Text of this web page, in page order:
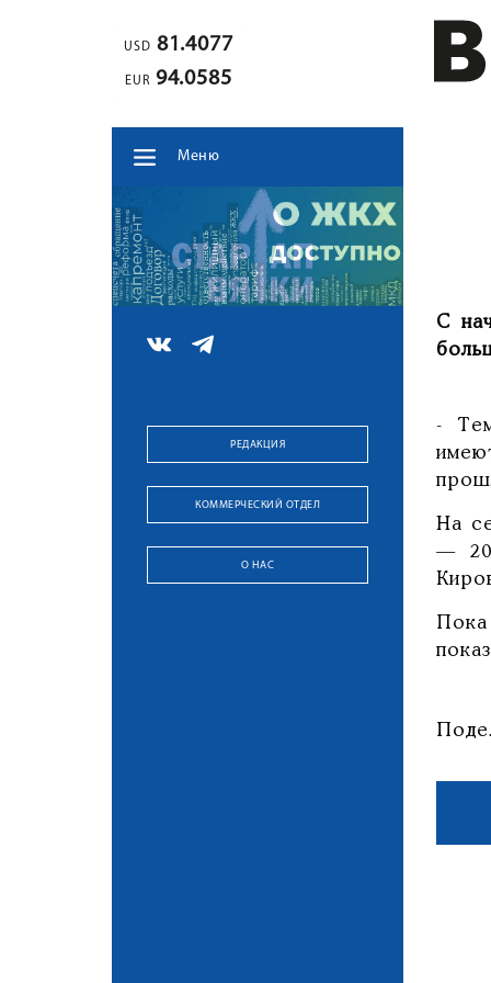
USD 81.4077
EUR 94.0585
Меню
РЕДАКЦИЯ
КОММЕРЧЕСКИЙ ОТДЕЛ
О НАС
С
-
На
—